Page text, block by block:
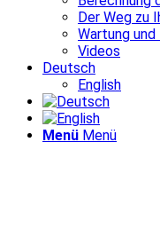
Der Weg zu
Wartung
Videos
Deutsch
English
Menü Menü